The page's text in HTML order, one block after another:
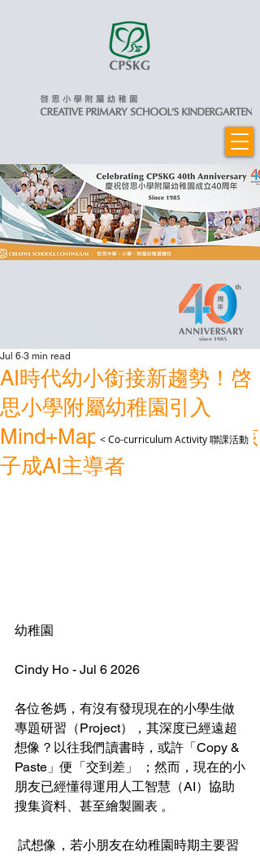
AI時代幼小銜接新趨勢！啓
思小學附屬幼稚園引入
Mind+Map邏輯訓練+培育孩
子成AI主導者
Jul 6 3 min read
幼稚園
Cindy Ho - Jul 6 2026
各位爸媽，有沒有發現現在的小學生做
專題研習（Project），其深度已經遠超
想像？以往我們讀書時，或許「Copy &
Paste」便「交到差」 ；然而，現在的小
朋友已經懂得運用人工智慧（AI）協助
搜集資料、甚至繪製圖表 。
< Co-curriculum Activity 聯課活動